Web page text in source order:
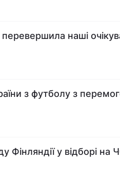
наші
з футболу з
Фінляндії у відборі на